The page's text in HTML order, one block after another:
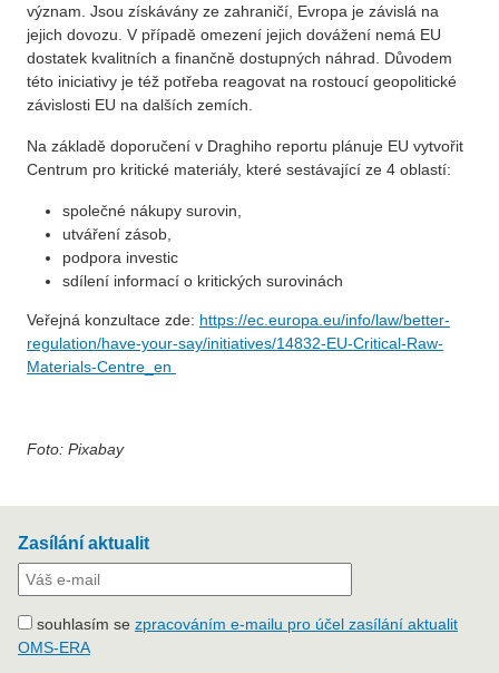
význam. Jsou získávány ze zahraničí, Evropa je závislá na
jejich dovozu. V případě omezení jejich dovážení nemá EU
dostatek kvalitních a finančně dostupných náhrad. Důvodem
této iniciativy je též potřeba reagovat na rostoucí geopolitické
závislosti EU na dalších zemích.
Na základě doporučení v Draghiho reportu plánuje EU vytvořit
Centrum pro kritické materiály, které sestávající ze 4 oblastí:
společné nákupy surovin,
utváření zásob,
podpora investic
sdílení informací o kritických surovinách
Veřejná konzultace zde: https://ec.europa.eu/info/law/better-
regulation/have-your-say/initiatives/14832-EU-Critical-Raw-
Materials-Centre_en
Foto: Pixabay
Zasílání aktualit
souhlasím se zpracováním e-mailu pro účel zasílání aktualit
OMS-ERA